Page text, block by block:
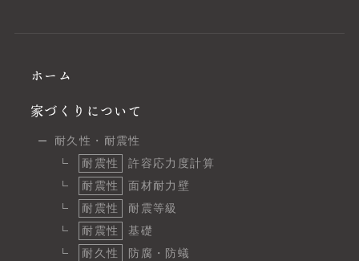
ホーム
家づくりについて
耐久性・耐震性
耐震性
許容応力度計算
耐震性
面材耐力壁
耐震性
耐震等級
耐震性
基礎
耐久性
防腐・防蟻